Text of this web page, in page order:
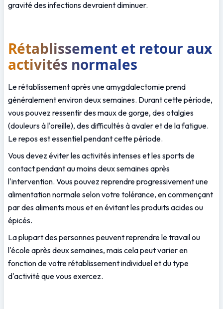
gravité des infections devraient diminuer.
Rétablissement et retour aux
activités normales
Le rétablissement après une amygdalectomie prend
généralement environ deux semaines. Durant cette période,
vous pouvez ressentir des maux de gorge, des otalgies
(douleurs à l'oreille), des difficultés à avaler et de la fatigue.
Le repos est essentiel pendant cette période.
Vous devez éviter les activités intenses et les sports de
contact pendant au moins deux semaines après
l'intervention. Vous pouvez reprendre progressivement une
alimentation normale selon votre tolérance, en commençant
par des aliments mous et en évitant les produits acides ou
épicés.
La plupart des personnes peuvent reprendre le travail ou
l'école après deux semaines, mais cela peut varier en
fonction de votre rétablissement individuel et du type
d'activité que vous exercez.